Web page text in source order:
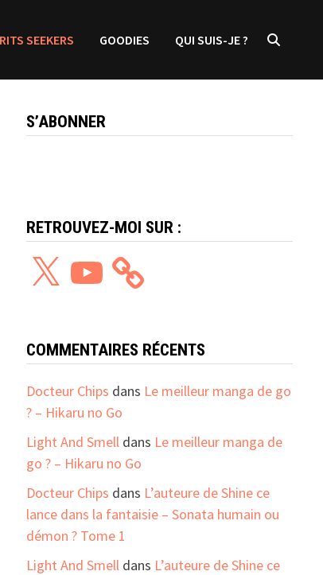
SEEKERS GOODIES QUI SUIS-JE ?
S’ABONNER
RETROUVEZ-MOI SUR :
YouTube
COMMENTAIRES RÉCENTS
Docteur Chips dans Le meilleur manga de go
? – Hikaru no Go
Light And Smelldans Le meilleur manga de
go ? – Hikaru no Go
Docteur Chips dans L’auteure de Shine ce
lance dans la fantaisie – Sonata humain ou
démon ? Tome 1
Light And Smelldans L’auteure de Shine ce